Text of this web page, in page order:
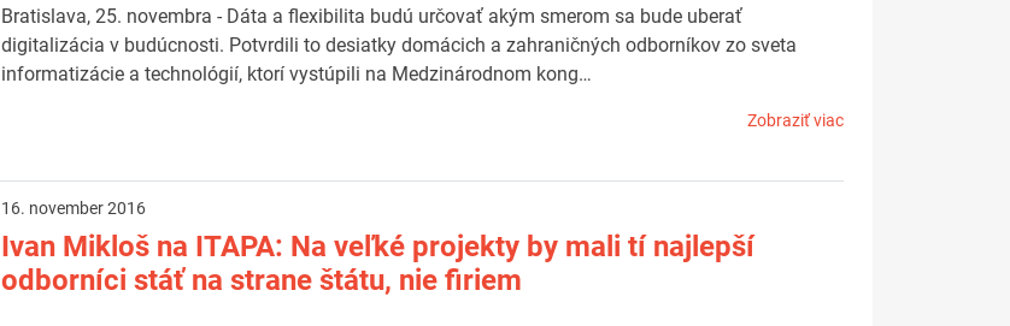
Bratislava, 25. novembra - Dáta a flexibilita budú určovať akým smerom sa bude uberať
digitalizácia v budúcnosti. Potvrdili to desiatky domácich a zahraničných odborníkov zo sveta
informatizácie a technológií, ktorí vystúpili na Medzinárodnom kong…
Zobraziť viac
16. november 2016
Ivan Mikloš na ITAPA: Na veľké projekty by mali tí najlepší
odborníci stáť na strane štátu, nie firiem